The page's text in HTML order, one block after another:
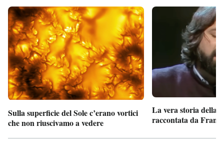
Sulla superficie del Sole c’erano vortici
che non riuscivamo a vedere
La vera storia della
raccontata da